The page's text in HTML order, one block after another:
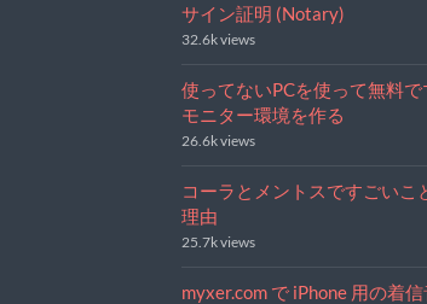
サイン証明 (Notary)
32.6k views
使ってないPCを使って無料で
モニター環境を作る
26.6k views
コーラとメントスですごいこ
理由
25.7k views
myxer.com で iPhone 用の着